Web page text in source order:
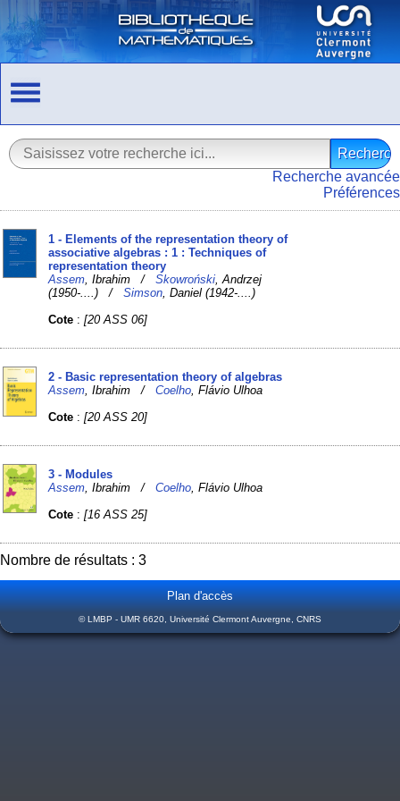
Recherche avancée
Préférences
1 - Elements of the representation theory of
associative algebras : 1 : Techniques of
representation theory
Assem , Ibrahim /Skowroński , Andrzej
(1950-....) /Simson , Daniel (1942-....)
Cote :[20 ASS 06]
2 - Basic representation theory of algebras
Assem , Ibrahim /Coelho , Flávio Ulhoa
Cote :[20 ASS 20]
3 - Modules
Assem , Ibrahim /Coelho , Flávio Ulhoa
Cote :[16 ASS 25]
Nombre de résultats : 3
Plan d'accès
© LMBP - UMR 6620, Université Clermont Auvergne, CNRS